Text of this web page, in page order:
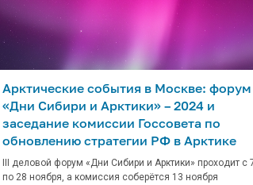
Арктические события в Москве: форум
«Дни Сибири и Арктики» – 2024 и
заседание комиссии Госсовета по
обновлению стратегии РФ в Арктике
III деловой форум «Дни Сибири и Арктики» проходит с
по 28 ноября, а комиссия соберётся 13 ноября